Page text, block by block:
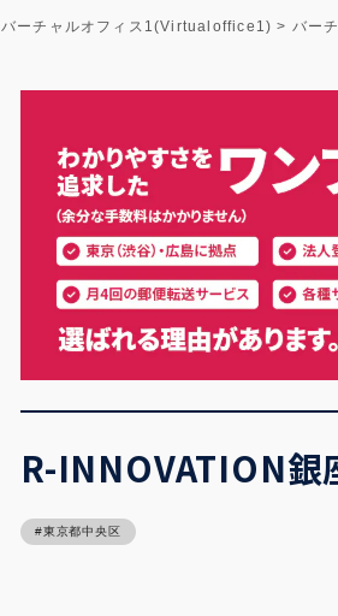
バーチャルオフィス1(Virtualoffice1) > バー
R-INNOVATION銀
東京都中央区